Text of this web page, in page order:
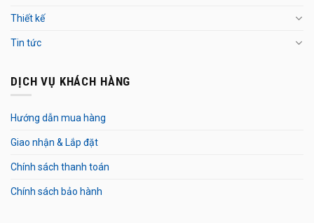
Thiết kế
Tin tức
DỊCH VỤ KHÁCH HÀNG
Hướng dẫn mua hàng
Giao nhận & Lắp đặt
Chính sách thanh toán
Chính sách bảo hành